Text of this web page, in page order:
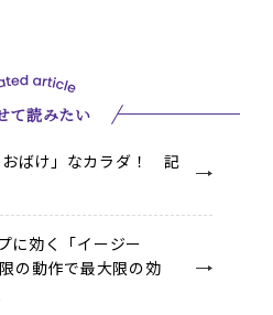
て読みたい
おばけ」なカラダ！ 記
に効く「イージー
の動作で最大限の効